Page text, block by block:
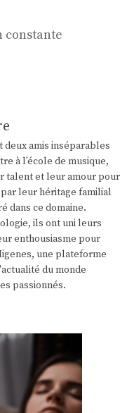
constante
deux amis inséparables
à l'école de musique,
talent et leur amour pour
leur héritage familial
dans ce domaine.
ils ont uni leurs
enthousiasme pour
une plateforme
du monde
passionnés.